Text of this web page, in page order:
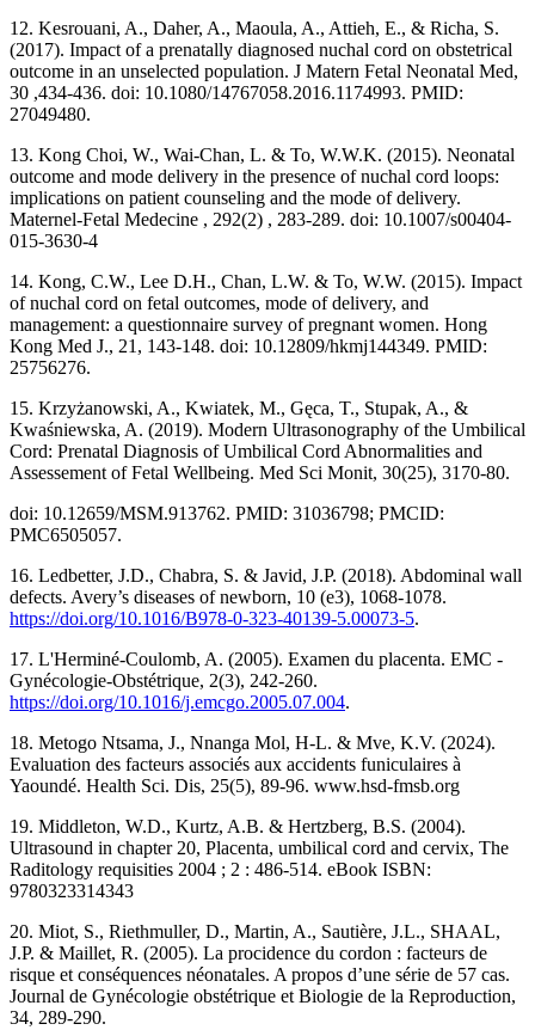
12. Kesrouani, A., Daher, A., Maoula, A., Attieh, E., & Richa, S.
(2017). Impact of a prenatally diagnosed nuchal cord on obstetrical
outcome in an unselected population. J Matern Fetal Neonatal Med,
30 ,434-436. doi: 10.1080/14767058.2016.1174993. PMID:
27049480.
13. Kong Choi, W., Wai-Chan, L. & To, W.W.K. (2015). Neonatal
outcome and mode delivery in the presence of nuchal cord loops:
implications on patient counseling and the mode of delivery.
Maternel-Fetal Medecine , 292(2) , 283-289. doi: 10.1007/s00404-
015-3630-4
14. Kong, C.W., Lee D.H., Chan, L.W. & To, W.W. (2015). Impact
of nuchal cord on fetal outcomes, mode of delivery, and
management: a questionnaire survey of pregnant women. Hong
Kong Med J., 21, 143-148. doi: 10.12809/hkmj144349. PMID:
25756276.
15. Krzyżanowski, A., Kwiatek, M., Gęca, T., Stupak, A., &
Kwaśniewska, A. (2019). Modern Ultrasonography of the Umbilical
Cord: Prenatal Diagnosis of Umbilical Cord Abnormalities and
Assessement of Fetal Wellbeing. Med Sci Monit, 30(25), 3170-80.
doi: 10.12659/MSM.913762. PMID: 31036798; PMCID:
PMC6505057.
16. Ledbetter, J.D., Chabra, S. & Javid, J.P. (2018). Abdominal wall
defects. Avery’s diseases of newborn, 10 (e3), 1068-1078.
https://doi.org/10.1016/B978-0-323-40139-5.00073-5.
17. L'Herminé-Coulomb, A. (2005). Examen du placenta. EMC -
Gynécologie-Obstétrique, 2(3), 242-260.
https://doi.org/10.1016/j.emcgo.2005.07.004.
18. Metogo Ntsama, J., Nnanga Mol, H-L. & Mve, K.V. (2024).
Evaluation des facteurs associés aux accidents funiculaires à
Yaoundé. Health Sci. Dis, 25(5), 89-96. www.hsd-fmsb.org
19. Middleton, W.D., Kurtz, A.B. & Hertzberg, B.S. (2004).
Ultrasound in chapter 20, Placenta, umbilical cord and cervix, The
Raditology requisities 2004 ; 2 : 486-514. eBook ISBN:
9780323314343
20. Miot, S., Riethmuller, D., Martin, A., Sautière, J.L., SHAAL,
J.P. & Maillet, R. (2005). La procidence du cordon : facteurs de
risque et conséquences néonatales. A propos d’une série de 57 cas.
Journal de Gynécologie obstétrique et Biologie de la Reproduction,
34, 289-290.